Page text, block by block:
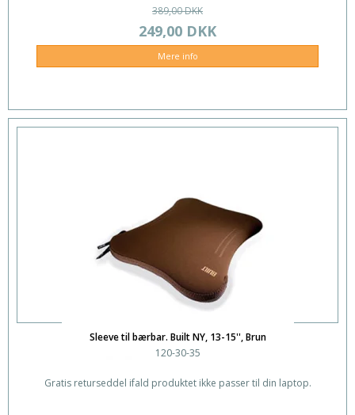
389,00 DKK
249,00 DKK
Mere info
Sleeve til bærbar. Built NY, 13-15'', Brun
120-30-35
Gratis returseddel ifald produktet ikke passer til din laptop.